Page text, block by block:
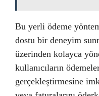
Bu yerli ödeme
dostu bir deneyim
üzerinden kolayca
kullanıcıların
gerçekleştirmesine